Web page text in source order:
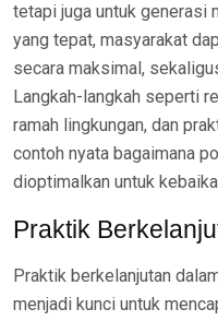
tetapi juga untuk generasi
yang tepat, masyarakat
secara maksimal,
Langkah-langkah seperti
ramah lingkungan, dan
contoh nyata bagaimana
dioptimalkan untuk
Praktik
Praktik berkelanjutan
menjadi kunci untuk